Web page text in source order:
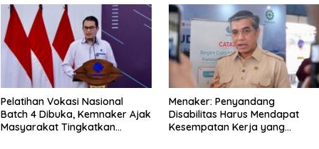
Pelatihan Vokasi Nasional
Batch 4 Dibuka, Kemnaker Ajak
Masyarakat Tingkatkan
Menaker: Penyandang
Disabilitas Harus Mendapat
Kesempatan Kerja yang